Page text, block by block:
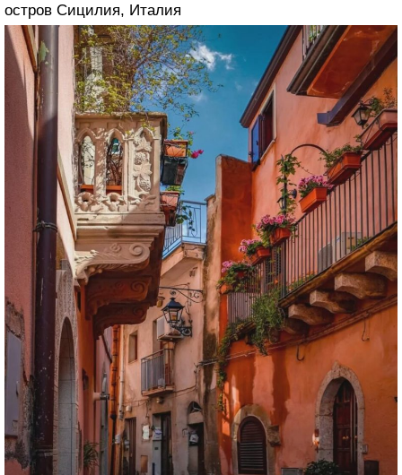
остров Сицилия, Италия